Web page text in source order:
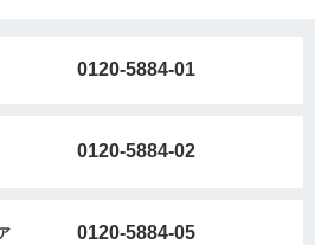
0120-5884-01
0120-5884-02
0120-5884-05